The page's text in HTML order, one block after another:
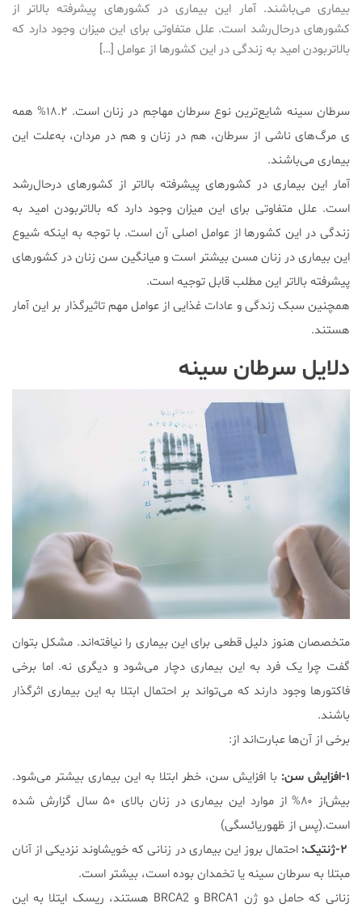
بیماری ‌می‌باشند. آمار این بیماری در کشورهای پیشرفته بالاتر از
کشورهای درحال‌رشد است. علل متفاوتی برای این میزان وجود دارد که
بالاتربودن امید به زندگی در این کشورها از عوامل […]
سرطان سینه شایع‌ترین نوع سرطان مهاجم در زنان است. ۱۸.۲% همه
ی مرگ‌های ناشی از سرطان، هم در زنان و هم در مردان، به‌علت این
بیماری ‌می‌باشند.
آمار این بیماری در کشورهای پیشرفته بالاتر از کشورهای درحال‌رشد
است. علل متفاوتی برای این میزان وجود دارد که بالاتربودن امید به
زندگی در این کشورها از عوامل اصلی آن است. با توجه به اینکه شیوع
این بیماری در زنان مسن بیشتر است و میانگین سن زنان در کشورهای
پیشرفته بالاتر این مطلب قابل توجیه است.
همچنین سبک زندگی و عادات غذایی از عوامل مهم تاثیرگذار بر این آمار
هستند.
دلایل سرطان سینه
متخصصان هنوز دلیل قطعی برای این بیماری را نیافته‌اند. مشکل بتوان
گفت چرا یک فرد به این بیماری دچار می‌شود و دیگری نه. اما برخی
فاکتورها وجود دارند که می‌تواند بر احتمال ابتلا به این بیماری اثرگذار
باشند.
برخی از آن‌ها عبارت‌اند از:
۱-افزایش سن:
با افزایش سن، خطر ابتلا به این بیماری بیشتر می‌شود.
بیش‌از ۸۰% از موارد این بیماری در زنان بالای ۵۰ سال گزارش شده
است.(پس از ظهوریائسگی)
۲-ژنتیک:
احتمال بروز این بیماری در زنانی که خویشاوند نزدیکی از آنان
مبتلا به سرطان سینه یا تخمدان بوده است، بیشتر است.
زنانی که حامل دو ژن BRCA1 و BRCA2 هستند، ریسک ایتلا به این